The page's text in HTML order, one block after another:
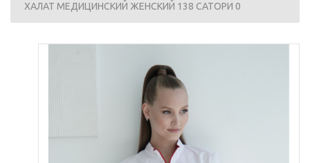
ХАЛАТ МЕДИЦИНСКИЙ ЖЕНСКИЙ 138 САТОРИ 0